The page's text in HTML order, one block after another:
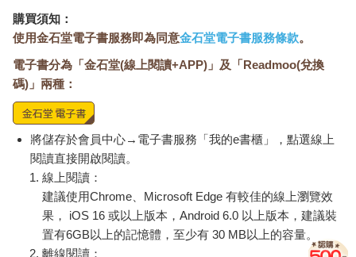
購買須知：
使用金石堂電子書服務即為同意金石堂電子書服務條款。
電子書分為「金石堂(線上閱讀+APP)」及「Readmoo(兌換
碼)」兩種：
將儲存於會員中心→電子書服務「我的e書櫃」，點選線上
閱讀直接開啟閱讀。
線上閱讀：
建議使用Chrome、Microsoft Edge 有較佳的線上瀏覽效
果， iOS 16 或以上版本，Android 6.0 以上版本，建議裝
置有6GB以上的記憶體，至少有 30 MB以上的容量。
離線閱讀：